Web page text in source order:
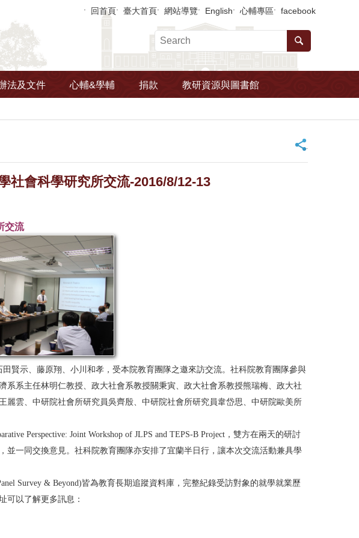
回首頁 臺大首頁 網站導覽 English 心輔專區 facebook
法及文件 心輔&學輔 捐款 教研資源與圖書館
_
社會科學研究所交流-2016/8/12-13
交流
賢示、藤原翔、小川和孝，受本院教育團隊之邀來訪交流。社科院教育團隊參與
系主任林明仁教授、政大社會系教授關秉寅、政大社會系教授熊瑞梅、政大社
雲、中研院社會所研究員吳齊殷、中研院社會所研究員韋岱思、中研院歐美所
Perspective: Joint Workshop of JLPS and TEPS-B Project，雙方在兩天的研討
並一同交換意見。社科院教育團隊亦安排了宜蘭半日行，讓本次交流活動兼具學
Survey & Beyond)皆為教育長期追蹤資料庫，完整紀錄受訪對象的就學就業歷
可以了解更多訊息：